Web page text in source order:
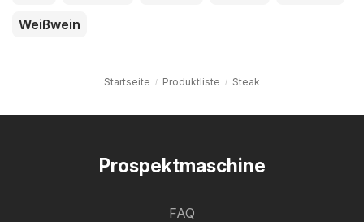
Weißwein
Startseite Produktliste Steak
Prospektmaschine
FAQ